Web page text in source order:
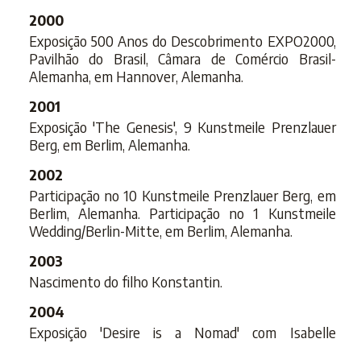
2000
Exposição 500 Anos do Descobrimento EXPO2000,
Pavilhão do Brasil, Câmara de Comércio Brasil-
Alemanha, em Hannover, Alemanha.
2001
Exposição 'The Genesis', 9 Kunstmeile Prenzlauer
Berg, em Berlim, Alemanha.
2002
Participação no 10 Kunstmeile Prenzlauer Berg, em
Berlim, Alemanha. Participação no 1 Kunstmeile
Wedding/Berlin-Mitte, em Berlim, Alemanha.
2003
Nascimento do filho Konstantin.
2004
Exposição 'Desire is a Nomad' com Isabelle